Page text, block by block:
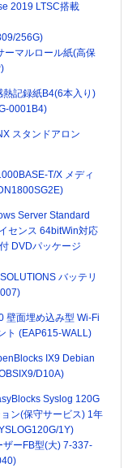
2019 LTSC搭載
256G)
ーマルロール紙(高保
熱記録紙B4(6本入り)
0001B4)
スタンドアロン
T/X メディ
Server Standard
センス 64bitWin対応
DVDパッケージ
バッテリ
壁面埋め込み型 Wi-Fi
ト (EAP615-WALL)
IX9 Debian
D10A)
Syslog 120G
ン(保守サービス) 1年
1Y)
ザーFB型(大) 7-337-